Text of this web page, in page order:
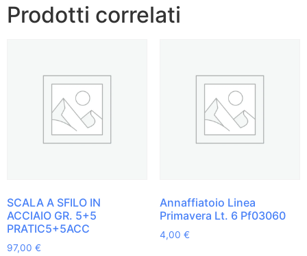
Prodotti correlati
SCALA A SFILO IN
ACCIAIO GR. 5+5
PRATIC5+5ACC
97,00 €
Annaffiatoio Linea
Primavera Lt. 6 Pf03060
4,00 €